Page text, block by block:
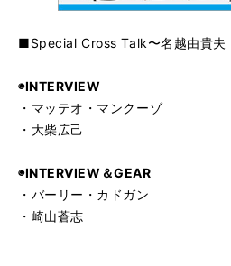
■Special Cross Talk〜名越由貴夫
◉INTERVIEW
・マッテオ・マンクーゾ
・大柴広己
◉INTERVIEW＆GEAR
・バーリー・カドガン
・崎山蒼志